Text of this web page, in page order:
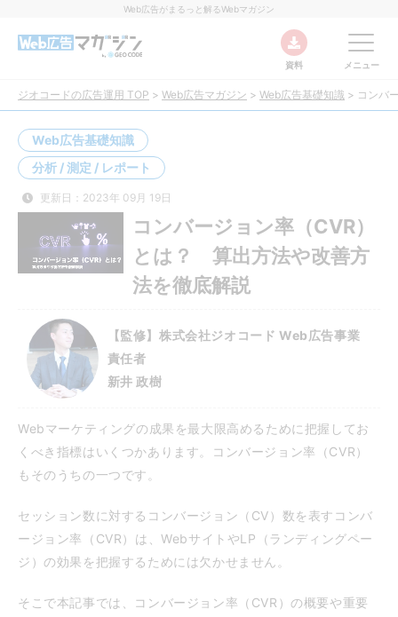
Web広告がまるっと解るWebマガジン
資料 メニュー
ジオコードの広告運用 TOP > Web広告マガジン > Web広告基礎知識 > コンバ
Web広告基礎知識
分析 / 測定 / レポート
更新日：2023年 09月 19日
コンバージョン率（CVR）
とは？ 算出方法や改善方
法を徹底解説
【監修】株式会社ジオコード Web広告事業
責任者
新井 政樹
Webマーケティングの成果を最大限高めるために把握してお
くべき指標はいくつかあります。コンバージョン率（CVR）
もそのうちの一つです。
セッション数に対するコンバージョン（CV）数を表すコンバ
ージョン率（CVR）は、WebサイトやLP（ランディングペー
ジ）の効果を把握するためには欠かせません。
そこで本記事では、コンバージョン率（CVR）の概要や重要